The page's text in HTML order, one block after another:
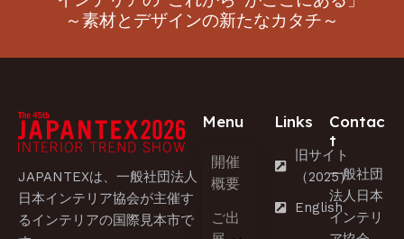
～素材とデザインの新たなカタチ～
JAPANTEXは、一般社団法人
日本インテリア協会が主催す
るインテリアの国際見本市で
Menu
開催
概要
ご出
Links
旧サイト
（2025）
English
Contac
t
一般社団
法人日本
インテリ